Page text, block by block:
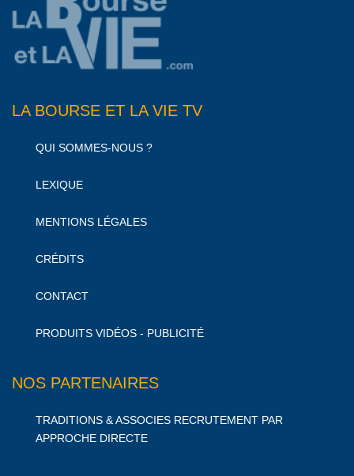
LA BOURSE ET LA VIE TV
QUI SOMMES-NOUS ?
LEXIQUE
MENTIONS LÉGALES
CRÉDITS
CONTACT
PRODUITS VIDÉOS - PUBLICITÉ
NOS PARTENAIRES
TRADITIONS & ASSOCIES RECRUTEMENT PAR
APPROCHE DIRECTE